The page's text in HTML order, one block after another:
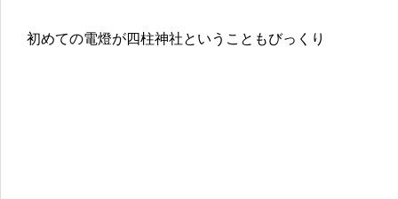
初めての電燈が四柱神社ということもびっくり